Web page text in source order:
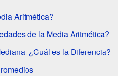
Aritmética?
de la Media Aritmética?
¿Cuál es la Diferencia?